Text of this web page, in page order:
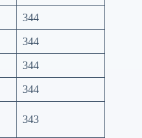
344
344
344
344
343